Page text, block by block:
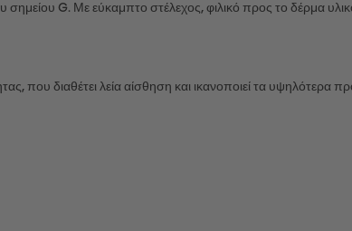
G. Με εύκαμπτο στέλεχος, φιλικό προς το δέρμα
που διαθέτει λεία αίσθηση και ικανοποιεί τα υψηλότερα